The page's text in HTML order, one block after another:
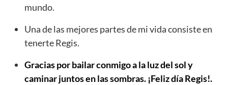
mundo.
Una de las mejores partes de mi vida consiste en
tenerte Regis.
Gracias por bailar conmigo a la luz del sol y
caminar juntos en las sombras. ¡Feliz día Regis!.